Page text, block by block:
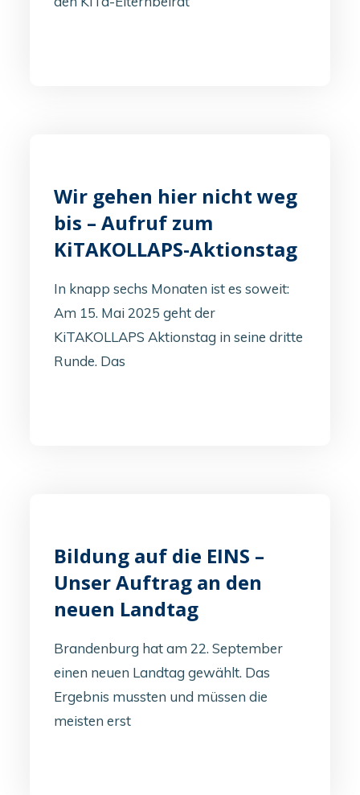
Wir gehen hier nicht weg
bis – Aufruf zum
KiTAKOLLAPS-Aktionstag
In knapp sechs Monaten ist es soweit:
Am 15. Mai 2025 geht der
KiTAKOLLAPS Aktionstag in seine dritte
Runde. Das
Bildung auf die EINS –
Unser Auftrag an den
neuen Landtag
Brandenburg hat am 22. September
einen neuen Landtag gewählt. Das
Ergebnis mussten und müssen die
meisten erst